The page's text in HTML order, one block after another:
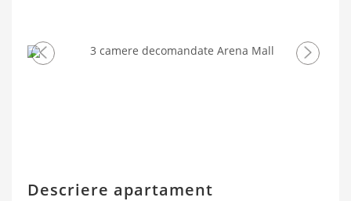
Descriere apartament